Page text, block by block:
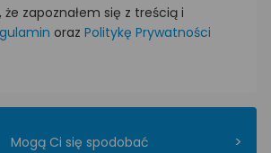
zapoznałem się z treścią i
oraz Politykę Prywatności
Mogą Ci się spodobać >